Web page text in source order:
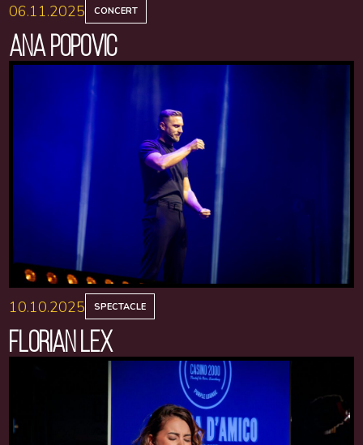
06.11.2025 CONCERT
ANA POPOVIC
10.10.2025 SPECTACLE
FLORIAN LEX